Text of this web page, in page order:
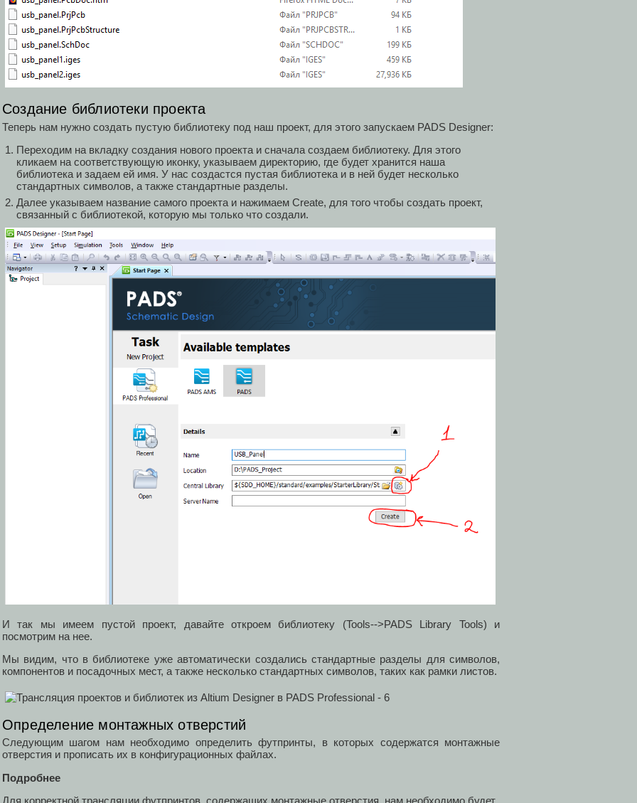
Создание библиотеки проекта
Теперь нам нужно создать пустую библиотеку под наш проект, для этого запускаем PADS Designer:
Переходим на вкладку создания нового проекта и сначала создаем библиотеку. Для этого
кликаем на соответствующую иконку, указываем директорию, где будет хранится наша
библиотека и задаем ей имя. У нас создастся пустая библиотека и в ней будет несколько
стандартных символов, а также стандартные разделы.
Далее указываем название самого проекта и нажимаем Create, для того чтобы создать проект,
связанный с библиотекой, которую мы только что создали.
И так мы имеем пустой проект, давайте откроем библиотеку (Tools-->PADS Library Tools) и
посмотрим на нее.
Мы видим, что в библиотеке уже автоматически создались стандартные разделы для символов,
компонентов и посадочных мест, а также несколько стандартных символов, таких как рамки листов.
Определение монтажных отверстий
Следующим шагом нам необходимо определить футпринты, в которых содержатся монтажные
отверстия и прописать их в конфигурационных файлах.
Подробнее
Для корректной трансляции футпринтов, содержащих монтажные отверстия, нам необходимо будет